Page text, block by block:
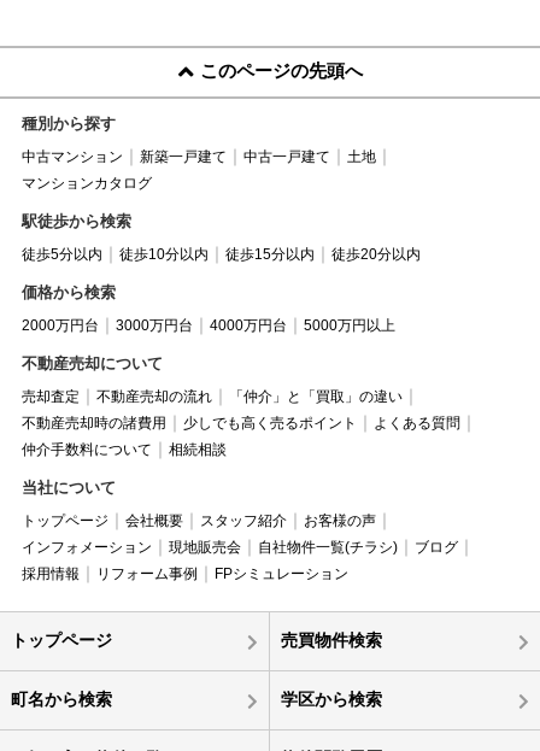
このページの先頭へ
種別から探す
中古マンション 新築一戸建て 中古一戸建て
土地
マンションカタログ
駅徒歩から検索
徒歩5分以内 徒歩10分以内 徒歩15分以内 徒歩20分以内
価格から検索
2000万円台 3000万円台 4000万円台 5000万円以上
不動産売却について
売却査定 不動産売却の流れ
「仲介」と「買取」の違い
不動産売却時の諸費用
少しでも高く売るポイント
よくある質問
仲介手数料について
相続相談
当社について
トップページ 会社概要 スタッフ紹介
お客様の声
インフォメーション
現地販売会 自社物件一覧(チラシ)
ブログ
採用情報
リフォーム事例 FPシミュレーション
トップページ 売買物件検索
町名から検索 学区から検索